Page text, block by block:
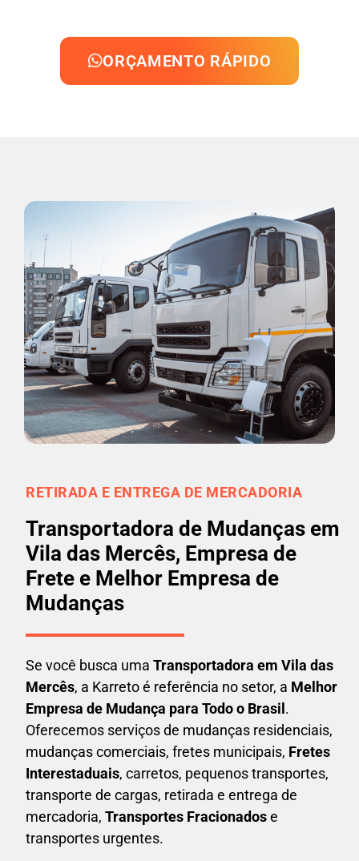
ORÇAMENTO RÁPIDO
RETIRADA E ENTREGA DE MERCADORIA
Transportadora de Mudanças em
Vila das Mercês, Empresa de
Frete e Melhor Empresa de
Mudanças
Se você busca uma Transportadora em Vila das
Mercês, a Karreto é referência no setor, a Melhor
Empresa de Mudança para Todo o Brasil.
Oferecemos serviços de mudanças residenciais,
mudanças comerciais, fretes municipais, Fretes
Interestaduais, carretos, pequenos transportes,
transporte de cargas, retirada e entrega de
mercadoria, Transportes Fracionadose
transportes urgentes.